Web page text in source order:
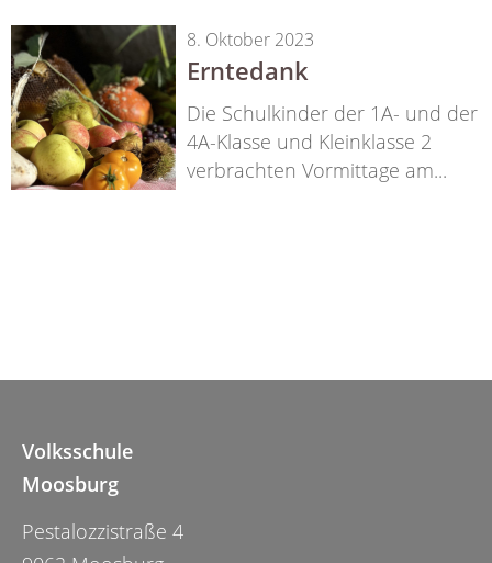
8. Oktober 2023
Erntedank
Die Schulkinder der 1A- und der
4A-Klasse und Kleinklasse 2
verbrachten Vormittage am...
Volksschule
Moosburg
Pestalozzistraße 4